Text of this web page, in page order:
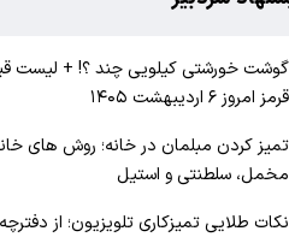
گوشت خورشتی کیلویی چند ؟! + لیست
قرمز امروز ۶ اردیبهشت ۱۴۰۵
تمیز کردن مبلمان در خانه؛ روش های
مخمل، سلطنتی و استیل
نکات طلایی تمیزکاری تلویزیون؛ از